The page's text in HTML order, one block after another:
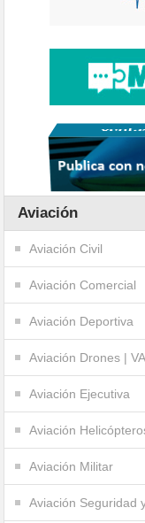
Aviación
Aviación Civil
Aviación Comercial
Aviación Deportiva
Aviación Drones |
Aviación Ejecutiva
Aviación
Aviación Militar
Aviación Seguridad